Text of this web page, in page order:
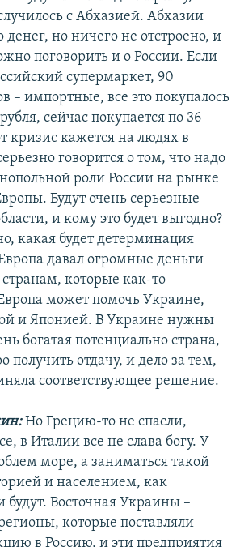
с Абхазией. Абхазии
денег, но ничего не отстроено, и
поговорить и о России. Если
супермаркет, 90
– импортные, все это покупалось
сейчас покупается по 36
кризис кажется на людях в
говорится о том, что надо
роли России на рынке
Будут очень серьезные
и кому это будет выгодно?
какая будет детерминация
давал огромные деньги
которые как-то
может помочь Украине,
и Японией. В Украине нужны
богатая потенциально страна,
получить отдачу, и дело за тем,
соответствующее решение.
Но Грецию-то не спасли,
в Италии все не слава богу. У
море, а заниматься такой
и населением, как
Восточная Украины –
которые поставляли
в Россию, и эти предприятия